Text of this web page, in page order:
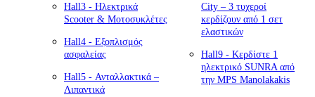
Hall3 - Ηλεκτρικά
Scooter & Μοτοσυκλέτες
Hall4 - Εξοπλισμός
ασφαλείας
Hall5 - Ανταλλακτικά –
Λιπαντικά
City – 3 τυχεροί
κερδίζουν από 1 σετ
ελαστικών
Hall9 - Κερδίστε 1
ηλεκτρικό SUNRA από
την MPS Manolakakis